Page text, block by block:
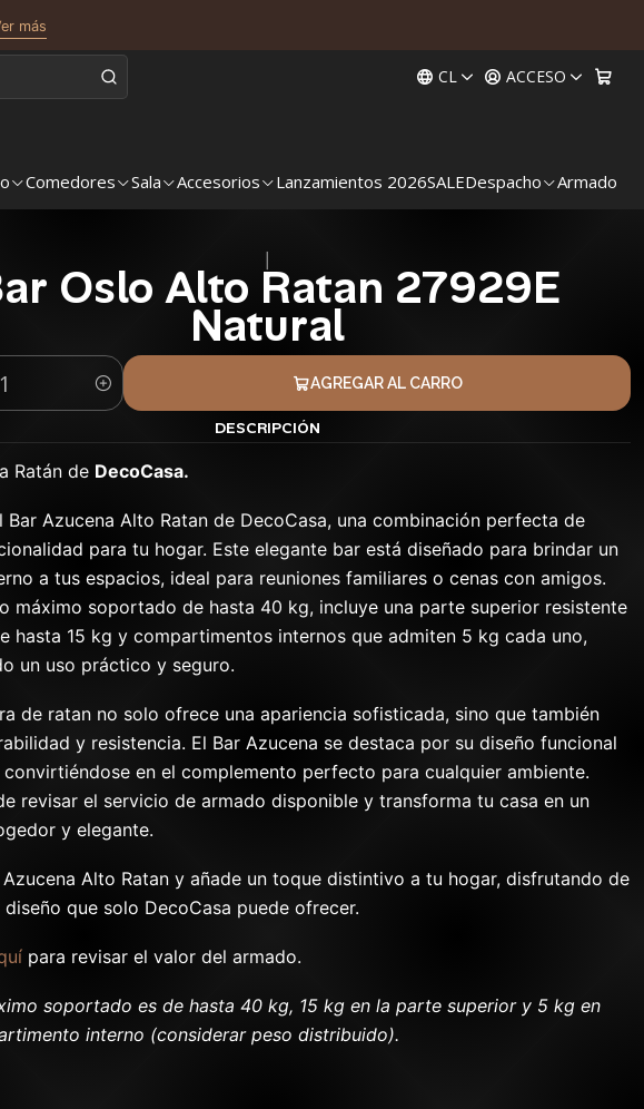
CL ACCESO
Comedores Sala Accesorios Lanzamientos 2026SALEDespacho Armado
más
Oslo Alto Ratan 27929E
Natural
AGREGAR AL CARRO
DESCRIPCIÓN
Ratán de DecoCasa.
Bar Azucena Alto Ratan de DecoCasa, una combinación perfecta de
para tu hogar. Este elegante bar está diseñado para brindar un
a tus espacios, ideal para reuniones familiares o cenas con amigos.
máximo soportado de hasta 40 kg, incluye una parte superior resistente
hasta 15 kg y compartimentos internos que admiten 5 kg cada uno,
un uso práctico y seguro.
de ratan no solo ofrece una apariencia sofisticada, sino que también
y resistencia. El Bar Azucena se destaca por su diseño funcional
en el complemento perfecto para cualquier ambiente.
revisar el servicio de armado disponible y transforma tu casa en un
y elegante.
Azucena Alto Ratan y añade un toque distintivo a tu hogar, disfrutando de
que solo DecoCasa puede ofrecer.
para revisar el valor del armado.
soportado es de hasta 40 kg, 15 kg en la parte superior y 5 kg en
interno (considerar peso distribuido).